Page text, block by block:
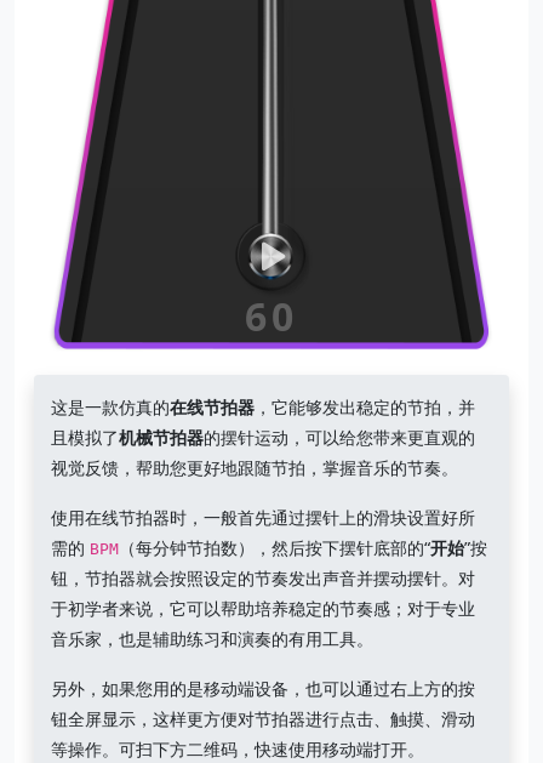
60
这是一款仿真的在线节拍器 ，它能够发出稳定的节拍，并
且模拟了机械节拍器的摆针运动，可以给您带来更直观的
视觉反馈，帮助您更好地跟随节拍，掌握音乐的节奏。
使用在线节拍器时，一般首先通过摆针上的滑块设置好所
需的 BPM （每分钟节拍数），然后按下摆针底部的“开始”按
钮，节拍器就会按照设定的节奏发出声音并摆动摆针。对
于初学者来说，它可以帮助培养稳定的节奏感；对于专业
音乐家，也是辅助练习和演奏的有用工具。
另外，如果您用的是移动端设备，也可以通过右上方的按
钮全屏显示，这样更方便对节拍器进行点击、触摸、滑动
等操作。可扫下方二维码，快速使用移动端打开。